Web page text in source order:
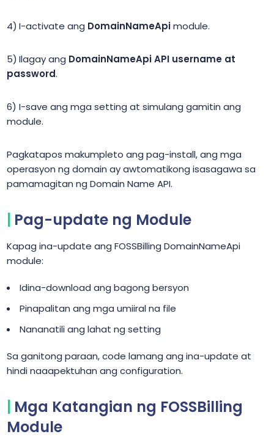
I-activate ang DomainNameApimodule.
Ilagay ang DomainNameApi API username at
password.
I-save ang mga setting at simulang gamitin ang
module.
Pagkatapos makumpleto ang pag-install, ang mga
operasyon ng domain ay awtomatikong isasagawa sa
pamamagitan ng Domain Name API.
Pag-update ng Module
Kapag ina-update ang FOSSBilling DomainNameApi
module:
Idina-download ang bagong bersyon
Pinapalitan ang mga umiiral na file
Nananatili ang lahat ng setting
Sa ganitong paraan, code lamang ang ina-update at
hindi naaapektuhan ang configuration.
Mga Katangian ng FOSSBilling
Module